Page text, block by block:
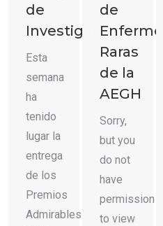
de
Investigación
Esta
semana
ha
tenido
lugar la
entrega
de los
Premios
Admirables
de
Raras
de la
AEGH
Sorry,
but you
do not
have
permission
to view